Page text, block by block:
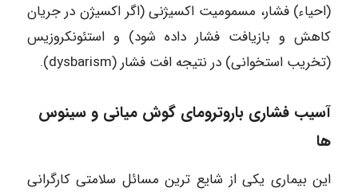
(احیاء) فشار، مسمومیت اکسیژنی (اگر اکسیژن در جریان
کاهش و بازیافت فشار داده شود) و استئونکروزیس
(تخریب استخوانی) در نتیجه افت فشار (dysbarism).
آسیب فشاری باروترومای گوش میانی و سینوس
ها
این بیماری یکی از شایع ترین مسائل سلامتی کارگرانی